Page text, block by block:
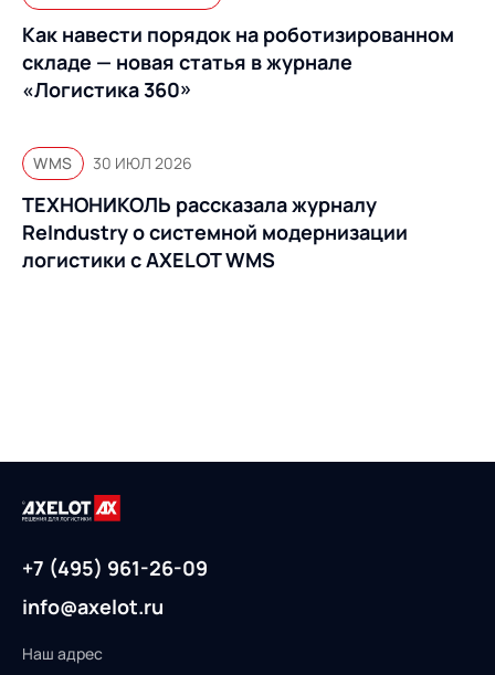
Как навести порядок на роботизированном
складе — новая статья в журнале
«Логистика 360»
WMS 30 ИЮЛ 2026
ТЕХНОНИКОЛЬ рассказала журналу
ReIndustry о системной модернизации
логистики с AXELOT WMS
+7 (495) 961-26-09
info@axelot.ru
Наш адрес